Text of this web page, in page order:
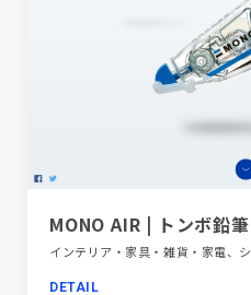
MONO AIR | トンボ鉛筆
DETAIL